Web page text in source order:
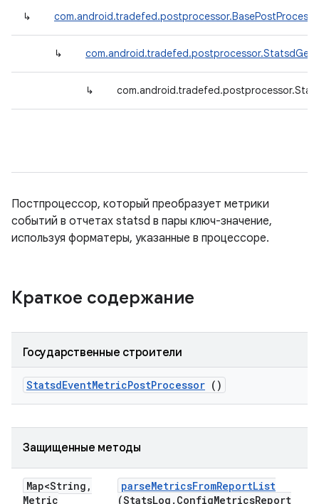
↳
↳
↳
Постпроцессор, который преобразует метрики
событий в отчетах statsd в пары ключ-значение,
используя форматеры, указанные в процессоре.
Краткое содержание
Государственные строители
StatsdEventMetricPostProcessor ()
Защищенные методы
Map<String ,
Metric
parseMetricsFromReportList
(StatsLog . ConfigMetricsReport